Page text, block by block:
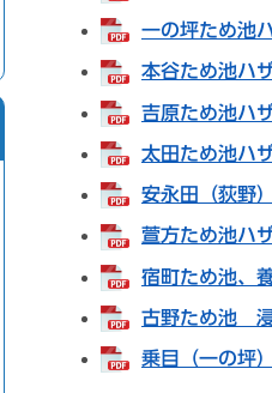
一の坪ため池
本谷ため池ハ
吉原ため池ハ
太田ため池ハ
安永田（荻野
萱方ため池ハ
宿町ため池、
古野ため池
乗目（一の坪